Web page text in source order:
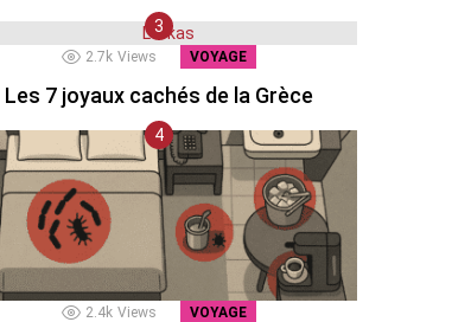
2.7k Views VOYAGE
Les 7 joyaux cachés de la Grèce
2.4k Views VOYAGE